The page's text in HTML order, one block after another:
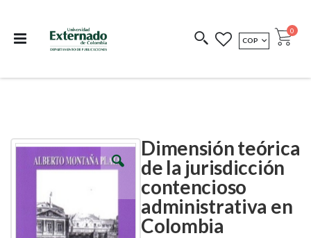
COEDICIONES REDIMIR CÓDIGO
MONEDA
COP Cart
0
Dimensión teórica
de la jurisdicción
contencioso
administrativa en
Colombia
Skip
images
gallery
Skip
images
gallery